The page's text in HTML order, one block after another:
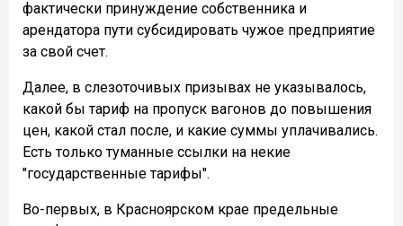
фактически принуждение собственника и
арендатора пути субсидировать чужое предприятие
за свой счет.
Далее, в слезоточивых призывах не указывалось,
какой бы тариф на пропуск вагонов до повышения
цен, какой стал после, и какие суммы уплачивались.
Есть только туманные ссылки на некие
"государственные тарифы".
Во-первых, в Красноярском крае предельные